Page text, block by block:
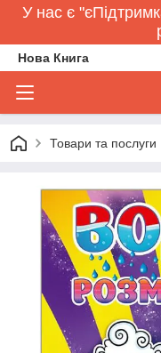
У нас є
Нова Книга
Товари та послуги